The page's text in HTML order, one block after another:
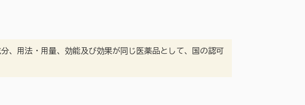
、用法・用量、効能及び効果が同じ医薬品として、国の認可